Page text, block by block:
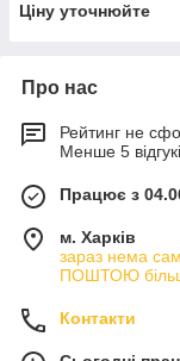
Ціну уточнюйте
Про нас
Рейтинг не
Менше 5
Працює з
м. Харків
зараз нема
ПОШТОЮ
Контакти